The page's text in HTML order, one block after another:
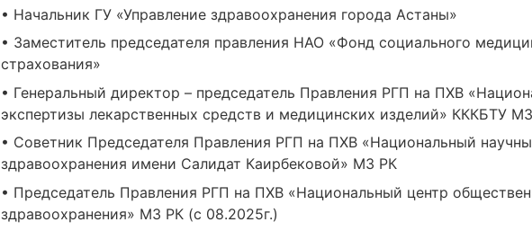
• Начальник ГУ «Управление здравоохранения города Астаны»
• Заместитель председателя правления НАО «Фонд социального
страхования»
• Генеральный директор – председатель Правления РГП на ПХВ
экспертизы лекарственных средств и медицинских изделий» КККБТУ
• Советник Председателя Правления РГП на ПХВ «Национальный
здравоохранения имени Салидат Каирбековой» МЗ РК
• Председатель Правления РГП на ПХВ «Национальный центр
здравоохранения» МЗ РК (с 08.2025г.)